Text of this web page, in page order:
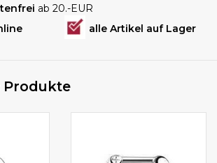
ab 20.-EUR
alle Artikel auf Lager
Produkte